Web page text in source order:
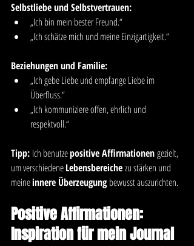
Selbstliebe und Selbstvertrauen:
„Ich bin mein bester Freund.“
„Ich schätze mich und meine Einzigartigkeit.“
Beziehungen und Familie:
„Ich gebe Liebe und empfange Liebe im
Überfluss.“
„Ich kommuniziere offen, ehrlich und
respektvoll.“
Tipp: Ich benutze positive Affirmationen gezielt,
um verschiedene Lebensbereiche zu stärken und
meine innere Überzeugung bewusst auszurichten.
Positive Affirmationen:
Inspiration für mein Journal